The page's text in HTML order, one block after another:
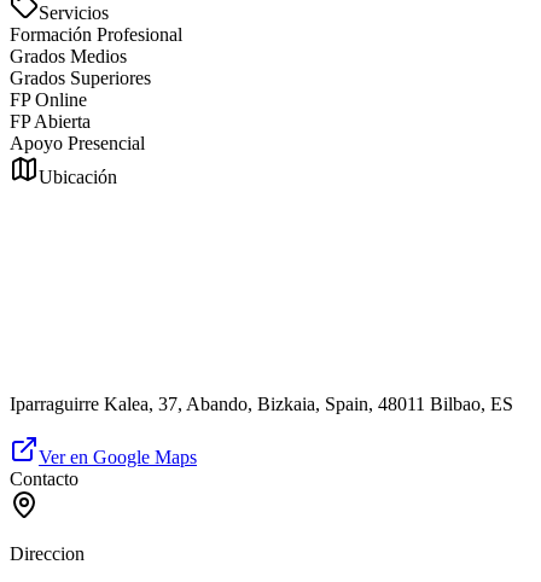
Servicios
Formación Profesional
Grados Medios
Grados Superiores
FP Online
FP Abierta
Apoyo Presencial
Ubicación
Iparraguirre Kalea, 37, Abando, Bizkaia, Spain, 48011 Bilbao, ES
Ver en Google Maps
Contacto
Direccion